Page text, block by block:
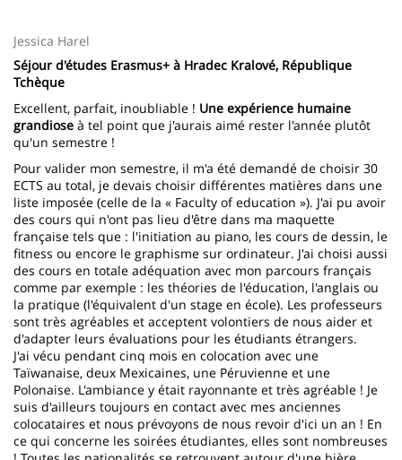
Jessica Harel
Séjour d'études Erasmus+ à Hradec Kralové, République
Tchèque
Excellent, parfait, inoubliable ! Une expérience humaine
grandiose à tel point que j'aurais aimé rester l'année plutôt
qu'un semestre !
Pour valider mon semestre, il m'a été demandé de choisir 30
ECTS au total, je devais choisir différentes matières dans une
liste imposée (celle de la « Faculty of education »). J'ai pu avoir
des cours qui n'ont pas lieu d'être dans ma maquette
française tels que : l'initiation au piano, les cours de dessin, le
fitness ou encore le graphisme sur ordinateur. J'ai choisi aussi
des cours en totale adéquation avec mon parcours français
comme par exemple : les théories de l'éducation, l'anglais ou
la pratique (l'équivalent d'un stage en école). Les professeurs
sont très agréables et acceptent volontiers de nous aider et
d'adapter leurs évaluations pour les étudiants étrangers.
J'ai vécu pendant cinq mois en colocation avec une
Taïwanaise, deux Mexicaines, une Péruvienne et une
Polonaise. L'ambiance y était rayonnante et très agréable ! Je
suis d'ailleurs toujours en contact avec mes anciennes
colocataires et nous prévoyons de nous revoir d'ici un an ! En
ce qui concerne les soirées étudiantes, elles sont nombreuses